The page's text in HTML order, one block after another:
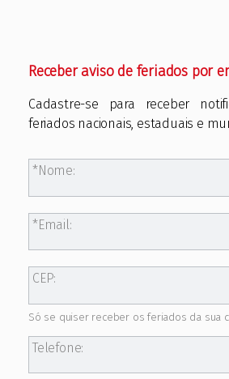
Receber aviso de feriados por
Cadastre-se para receber
feriados nacionais, estaduais e
Nome:
Email:
CEP:
Só se quiser receber os feriados da sua
Telefone: